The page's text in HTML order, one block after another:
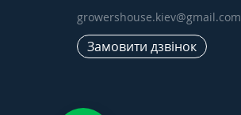
growershouse.kiev@gmail.com
Замовити дзвінок